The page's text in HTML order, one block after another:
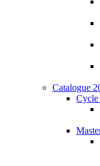
Catalogue
Cycle